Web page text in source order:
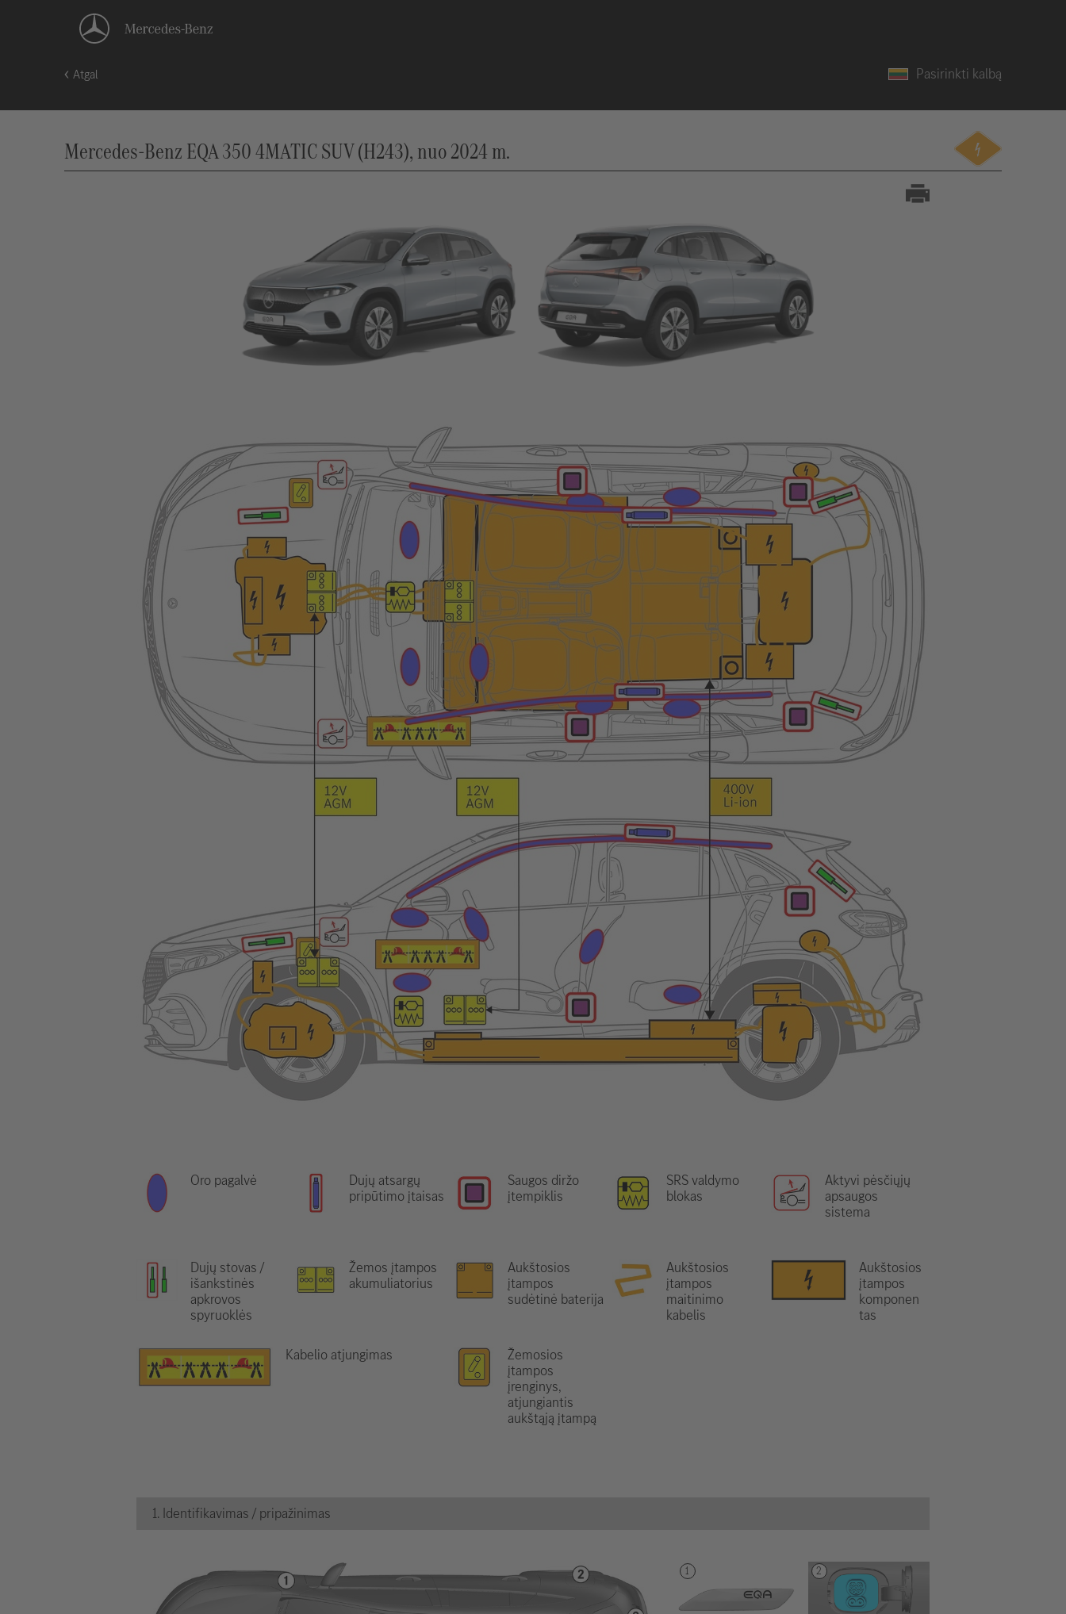
Atgal Pasirinkti kalbą
Mercedes-Benz EQA 350 4MATIC SUV (H243), nuo 2024 m.
Oro pagalvė
Dujų atsargų
pripūtimo įtaisas
Saugos diržo
įtempiklis
SRS valdymo
blokas
Aktyvi pėsčiųjų
apsaugos
sistema
Dujų stovas /
išankstinės
apkrovos
spyruoklės
Žemos įtampos
akumuliatorius
Aukštosios
įtampos
sudėtinė baterija
Aukštosios
įtampos
maitinimo
kabelis
Aukštosios
įtampos
komponen
tas
Kabelio atjungimas
Žemosios
įtampos
įrenginys,
atjungiantis
aukštąją įtampą
1. Identifikavimas / pripažinimas